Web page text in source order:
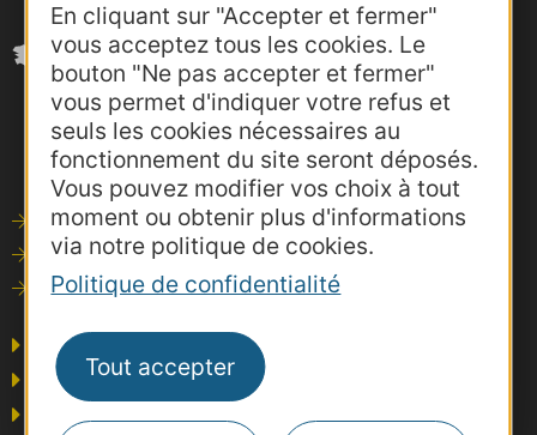
En cliquant sur "Accepter et fermer"
vous acceptez tous les cookies. Le
bouton "Ne pas accepter et fermer"
vous permet d'indiquer votre refus et
seuls les cookies nécessaires au
fonctionnement du site seront déposés.
Vous pouvez modifier vos choix à tout
moment ou obtenir plus d'informations
via notre politique de cookies.
Politique de confidentialité
Tout accepter
Outils de communication
Photothèque
Consultations
Agence AD'OCC
Presse et influence
Voyagistes